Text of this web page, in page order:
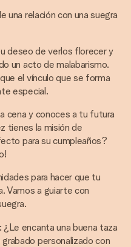
una relación con una suegra
deseo de verlos florecer y
un acto de malabarismo.
el vínculo que se forma
especial.
cena y conoces a tu futura
tienes la misión de
para su cumpleaños?
para hacer que tu
Vamos a guiarte con
encanta una buena taza
personalizado con